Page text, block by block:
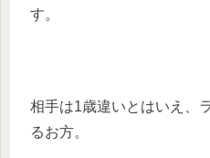
す。
相手は1歳違いとはいえ、
るお方。